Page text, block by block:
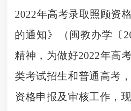
2022年高考录取照顾资
的通知》（闽教办学〔
精神，为做好2022年高
类考试招生和普通高考
资格申报及审核工作，